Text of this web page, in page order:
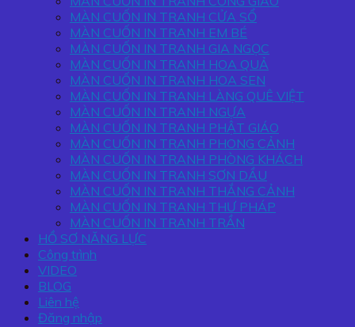
MÀN CUỐN IN TRANH CỬA SỔ
MÀN CUỐN IN TRANH EM BÉ
MÀN CUỐN IN TRANH GIA NGỌC
MÀN CUỐN IN TRANH HOA QUẢ
MÀN CUỐN IN TRANH HOA SEN
MÀN CUỐN IN TRANH LÀNG QUÊ VIỆT
MÀN CUỐN IN TRANH NGỰA
MÀN CUỐN IN TRANH PHẬT GIÁO
MÀN CUỐN IN TRANH PHONG CẢNH
MÀN CUỐN IN TRANH PHÒNG KHÁCH
MÀN CUỐN IN TRANH SƠN DẦU
MÀN CUỐN IN TRANH THẮNG CẢNH
MÀN CUỐN IN TRANH THƯ PHÁP
MÀN CUỐN IN TRANH TRẦN
HỒ SƠ NĂNG LỰC
Công trình
VIDEO
BLOG
Liên hệ
Đăng nhập